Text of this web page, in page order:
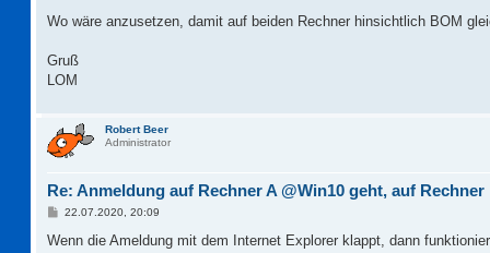
Wo wäre anzusetzen, damit auf beiden Rechner hinsichtlich BOM
Gruß
LOM
Robert Beer
Administrator
Re: Anmeldung auf Rechner A @Win10 geht, auf
B
i
22.07.2020, 20:09
Wenn die Ameldung mit dem Internet Explorer klappt, dann